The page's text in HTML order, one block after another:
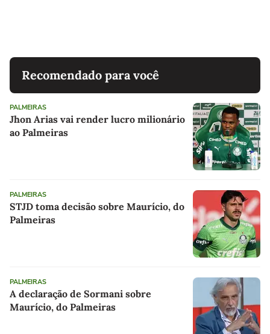
Recomendado para você
PALMEIRAS
Jhon Arias vai render lucro milionário
ao Palmeiras
PALMEIRAS
STJD toma decisão sobre Maurício, do
Palmeiras
PALMEIRAS
A declaração de Sormani sobre
Maurício, do Palmeiras